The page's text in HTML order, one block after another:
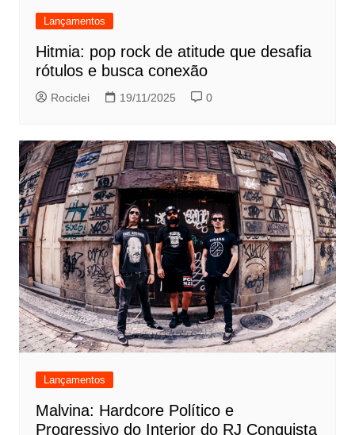
Lançamentos
Hitmia: pop rock de atitude que desafia
rótulos e busca conexão
Rociclei 19/11/2025 0
Lançamentos
Malvina: Hardcore Político e
Progressivo do Interior do RJ Conquista